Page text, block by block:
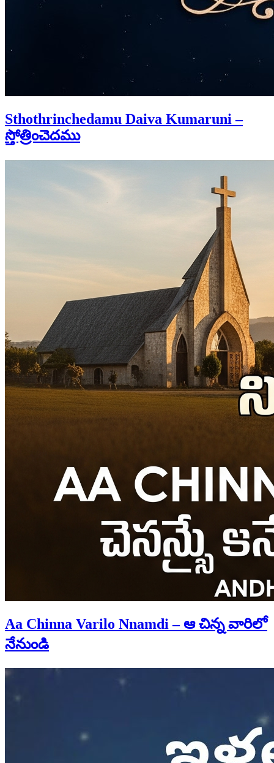
Sthothrinchedamu Daiva Kumaruni –
స్తోత్రించెదము
Aa Chinna Varilo Nnamdi – ఆ చిన్న వారిలో
నేనుండి